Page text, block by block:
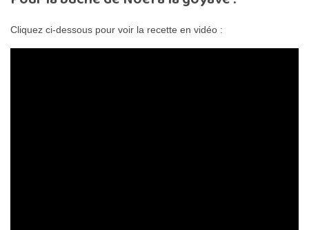
Cliquez ci-dessous pour voir la recette en vidéo :